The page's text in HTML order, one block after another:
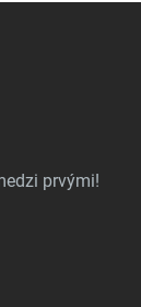
prvými!